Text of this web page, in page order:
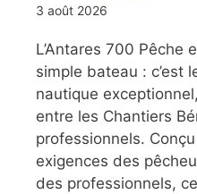
3 août 2026
L’Antares 700 Pêche
simple bateau : c’est
nautique
entre les Chantiers
professionnels.
exigences des
des professionnels,